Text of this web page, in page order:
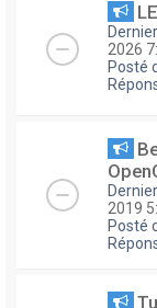
2026
Posté
2019
Posté